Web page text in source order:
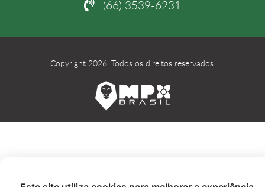
(66) 3539-6231
Copyright 2026. Todos os direitos reservados.